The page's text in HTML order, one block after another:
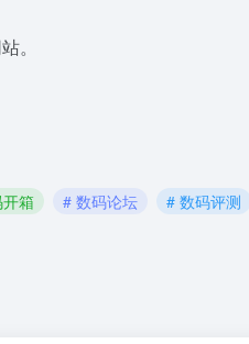
。
箱 # 数码论坛
# 数码评测